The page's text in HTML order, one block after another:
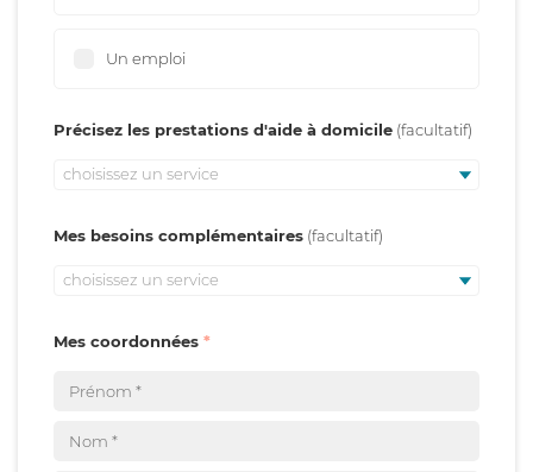
Un emploi
Précisez les prestations d'aide à domicile
choisissez un service
Mes besoins complémentaires
choisissez un service
Mes coordonnées